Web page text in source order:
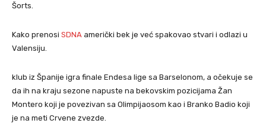
Šorts.
Kako prenosi SDNA američki bek je već spakovao stvari i odlazi u
Valensiju.
klub iz Španije igra finale Endesa lige sa Barselonom, a očekuje se
da ih na kraju sezone napuste na bekovskim pozicijama Žan
Montero koji je povezivan sa Olimpijaosom kao i Branko Badio koji
je na meti Crvene zvezde.